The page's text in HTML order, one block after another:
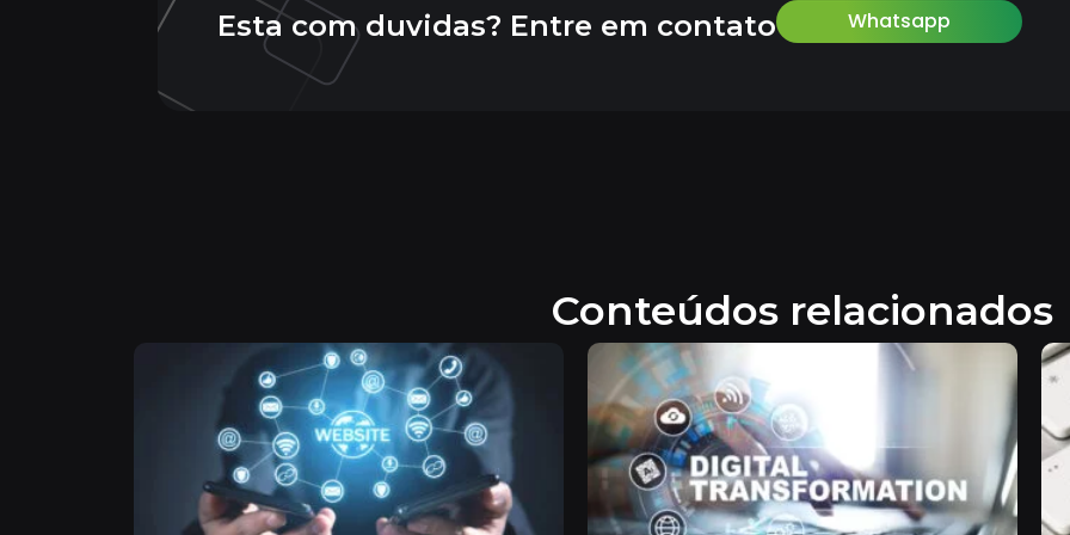
Esta com duvidas? Entre em contato Whatsapp
Conteúdos relacionados